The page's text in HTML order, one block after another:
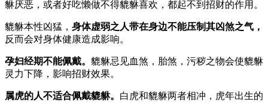
貅厌恶，或者好吃懒做不得貔貅喜欢，都起不到招财的作用。
貔貅本性凶猛， 身体虚弱之人带在身边不能压制其凶煞之气，
反而会对身体健康造成影响。
孕妇经期不能佩戴。 貔貅忌见血煞，胎煞，污秽之物会使貔貅
灵力下降，影响招财效果。
属虎的人不适合佩戴貔貅。 白虎和貔貅两者相冲，虎年出生的